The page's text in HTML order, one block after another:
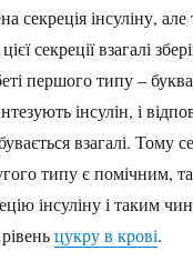
секреція інсуліну, але
секреції взагалі
першого типу –
інсулін, і
взагалі. Тому
типу є помічним,
інсуліну і таким
цукру в крові.